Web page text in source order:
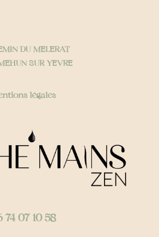
DU MELERAT
SUR YEVRE
légales
74 07 10 58